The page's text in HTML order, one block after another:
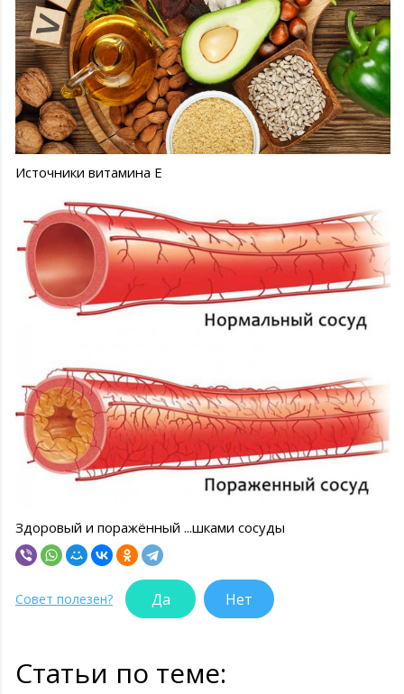
Источники витамина Е
Здоровый и поражённый ...шками сосуды
Совет полезен? Да Нет
Статьи по теме: